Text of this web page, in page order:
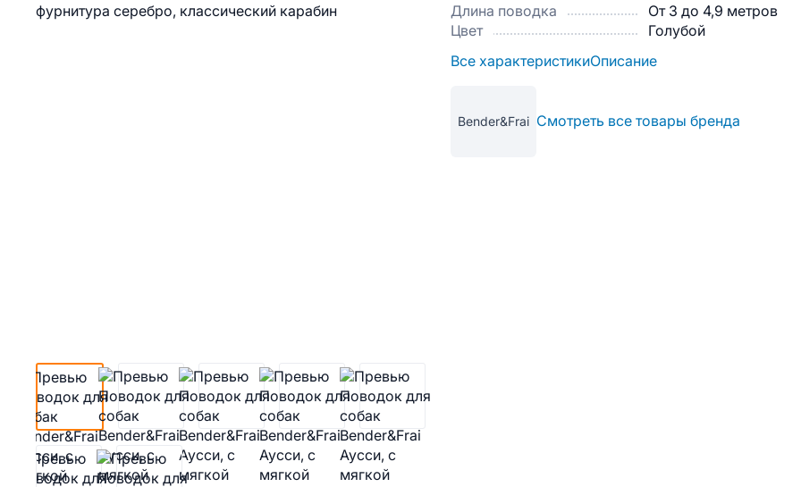
Длина поводка
От 3 до 4,9 метров
Цвет
Голубой
Все характеристикиОписание
Bender&Frai Смотреть все товары бренда